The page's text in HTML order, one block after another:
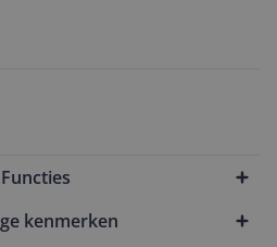
Functies
kenmerken